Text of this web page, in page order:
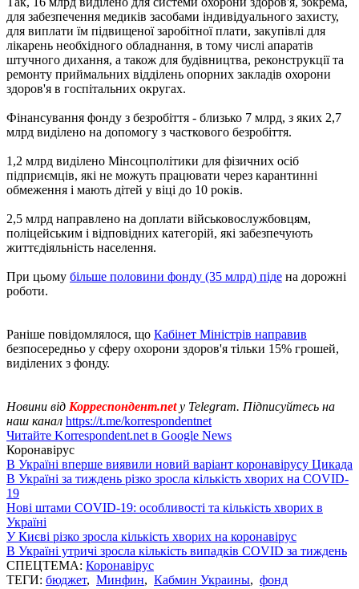
для забезпечення медиків засобами індивідуального захисту,
для виплати їм підвищеної заробітної плати, закупівлі для
лікарень необхідного обладнання, в тому числі апаратів
штучного дихання, а також для будівництва, реконструкції та
ремонту приймальних відділень опорних закладів охорони
здоров'я в госпітальних округах.
Фінансування фонду з безробіття - близько 7 млрд, з яких 2,7
млрд виділено на допомогу з часткового безробіття.
1,2 млрд виділено Мінсоцполітики для фізичних осіб
підприємців, які не можуть працювати через карантинні
обмеження і мають дітей у віці до 10 років.
2,5 млрд направлено на доплати військовослужбовцям,
поліцейським і відповідних категорій, які забезпечують
життєдіяльність населення.
При цьому більше половини фонду (35 млрд) піде на дорожні
роботи.
Раніше повідомлялося, що Кабінет Міністрів направив
безпосередньо у сферу охорони здоров'я тільки 15% грошей,
виділених з фонду.
Новини від Корреспондент.net у Telegram. Підписуйтесь на
наш канал https://t.me/korrespondentnet
Читайте Korrespondent.net в Google News
Коронавірус
В Україні вперше виявили новий варіант коронавірусу Цикада
В Україні за тиждень різко зросла кількість хворих на COVID-
19
Нові штами COVID-19: особливості та кількість хворих в
Україні
У Києві різко зросла кількість хворих на коронавірус
В Україні утричі зросла кількість випадків COVID за тиждень
СПЕЦТЕМА: Коронавірус
ТЕГИ: бюджет, Минфин, Кабмин Украины, фонд